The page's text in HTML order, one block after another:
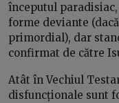
începutul
forme deviante
primordial), dar
confirmat de către
Atât în Vechiul
disfuncționale sunt